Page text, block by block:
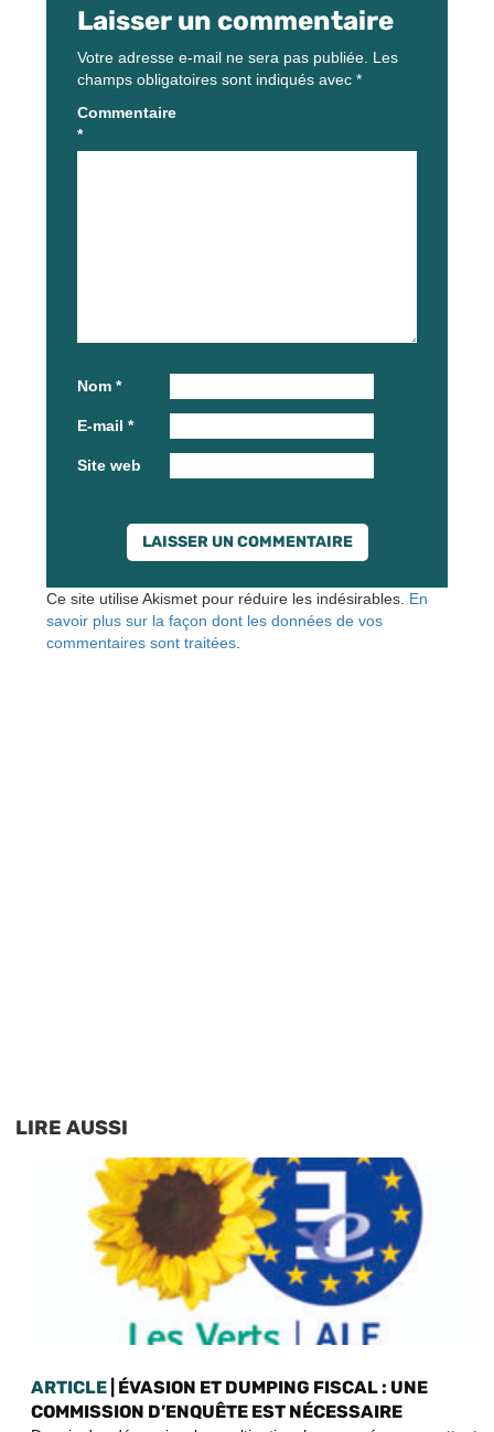
Laisser un commentaire
Votre adresse e-mail ne sera pas publiée. Les
champs obligatoires sont indiqués avec *
Commentaire
*
Nom *
E-mail *
Site web
Ce site utilise Akismet pour réduire les indésirables. En
savoir plus sur la façon dont les données de vos
commentaires sont traitées
LIRE AUSSI
ARTICLE | ÉVASION ET DUMPING FISCAL : UNE
COMMISSION D’ENQUÊTE EST NÉCESSAIRE